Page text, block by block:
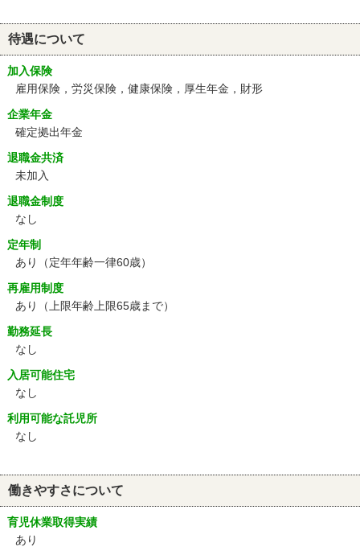
待遇について
加入保険
雇用保険，労災保険，健康保険，厚生年金，財形
企業年金
確定拠出年金
退職金共済
未加入
退職金制度
なし
定年制
あり
（定年年齢一律60歳）
再雇用制度
あり
（上限年齢上限65歳まで）
勤務延長
なし
入居可能住宅
なし
利用可能な託児所
なし
働きやすさについて
育児休業取得実績
あり